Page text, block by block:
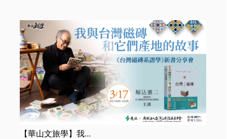
財團法人台灣文創發
展基金會
【華山文旅學】我...